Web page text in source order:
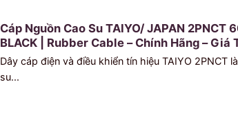
Cáp Nguồn Cao Su TAIYO/ JAPAN 2PNCT
BLACK | Rubber Cable – Chính Hãng – Giá
Dây cáp điện và điều khiển tín hiệu TAIYO 2PNCT
su...